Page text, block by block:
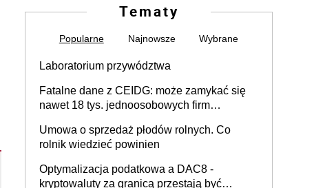
Tematy
Popularne Najnowsze Wybrane
Laboratorium przywództwa
Fatalne dane z CEIDG: może zamykać się
nawet 18 tys. jednoosobowych firm
Umowa o sprzedaż płodów rolnych. Co
rolnik wiedzieć powinien
Optymalizacja podatkowa a DAC8 -
kryptowaluty za granicą przestają być